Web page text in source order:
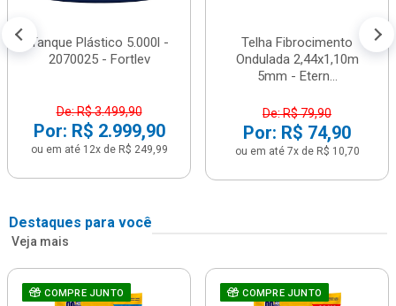
Tanque Plástico 5.000l -
2070025 - Fortlev
De: R$ 3.499,90
Por: R$ 2.999,90
ou em até 12x de R$ 249,99
Telha Fibrocimento
Ondulada 2,44x1,10m
5mm - Etern...
De: R$ 79,90
Por: R$ 74,90
ou em até 7x de R$ 10,70
Destaques para você
Veja mais
COMPRE JUNTO COMPRE JUNTO